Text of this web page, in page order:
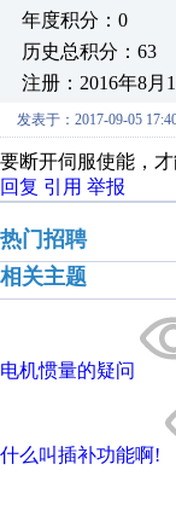
年度积分：0
历史总积分：63
注册：2016年8月
发表于：2017-09-05
要断开伺服使能，
回复 引用 举报
热门招聘
相关主题
电机惯量的疑问
什么叫插补功能啊!